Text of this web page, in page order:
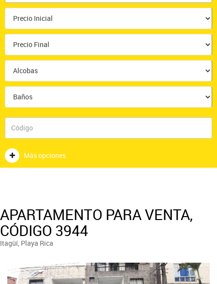
Más opciones
APARTAMENTO PARA VENTA,
CÓDIGO 3944
Itagüí, Playa Rica